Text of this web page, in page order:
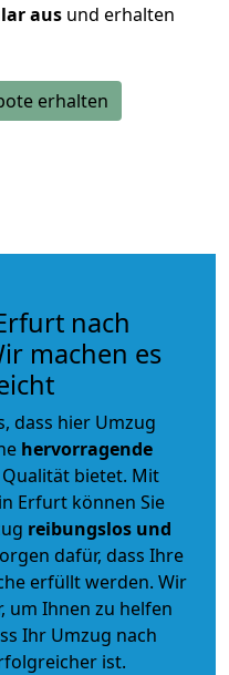
aus und erhalten
erhalten
nach
machen es
dass hier Umzug
hervorragende
bietet. Mit
Erfurt können Sie
reibungslos und
dafür, dass Ihre
erfüllt werden. Wir
um Ihnen zu helfen
Ihr Umzug nach
ist.